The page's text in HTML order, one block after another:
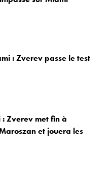
: Zverev passe le test
: Zverev met fin à
et jouera les